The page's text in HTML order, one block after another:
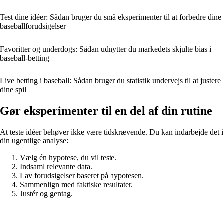
Test dine idéer: Sådan bruger du små eksperimenter til at forbedre dine
baseballforudsigelser
Favoritter og underdogs: Sådan udnytter du markedets skjulte bias i
baseball-betting
Live betting i baseball: Sådan bruger du statistik undervejs til at justere
dine spil
Gør eksperimenter til en del af din rutine
At teste idéer behøver ikke være tidskrævende. Du kan indarbejde det i
din ugentlige analyse:
Vælg én hypotese, du vil teste.
Indsaml relevante data.
Lav forudsigelser baseret på hypotesen.
Sammenlign med faktiske resultater.
Justér og gentag.